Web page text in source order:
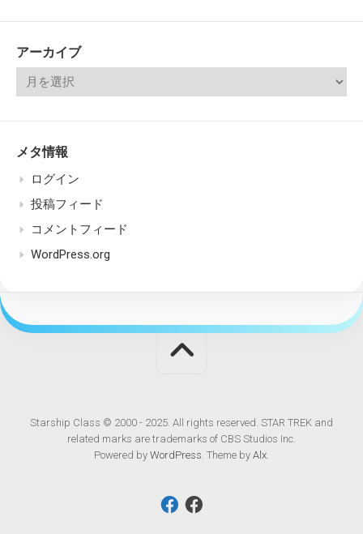
アーカイブ
メタ情報
ログイン
投稿フィード
コメントフィード
WordPress.org
Starship Class © 2000 - 2025. All rights reserved. STAR TREK and
related marks are trademarks of CBS Studios Inc.
Powered by WordPress . Theme by Alx